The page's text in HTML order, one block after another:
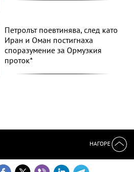
Петролът поевтинява, след като
Иран и Оман постигнаха
споразумение за Ормузкия
проток*
НАГОРЕ